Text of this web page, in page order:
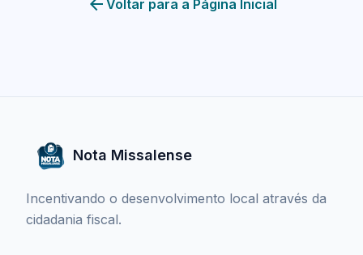
Voltar para a Página Inicial
Nota Missalense
Incentivando o desenvolvimento local através da
cidadania fiscal.